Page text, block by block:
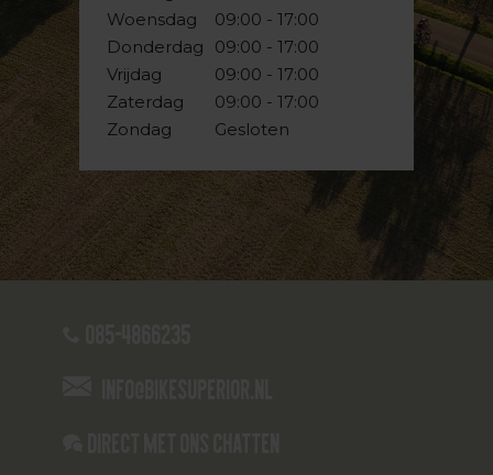
Woensdag
Donderdag
Vrijdag
Zaterdag
Zondag
09:00 - 17:00
09:00 - 17:00
09:00 - 17:00
09:00 - 17:00
Gesloten